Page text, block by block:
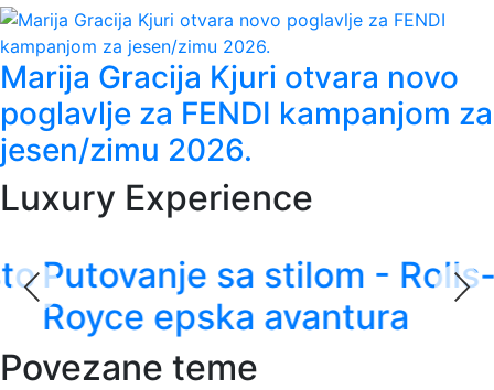
Marija Gracija Kjuri otvara novo
poglavlje za FENDI kampanjom za
jesen/zimu 2026.
Luxury Experience
Putovanje sa stilom - Rolls-
Royce epska avantura
Povezane teme